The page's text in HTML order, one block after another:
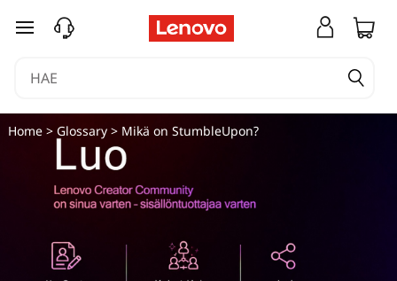
siirry pääsisältöön
Home> Glossary> Mikä on StumbleUpon?